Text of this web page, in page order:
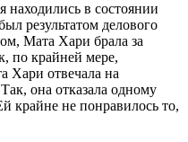
находились в состоянии
результатом делового
Мата Хари брала за
по крайней мере,
Хари отвечала на
она отказала одному
крайне не понравилось то,